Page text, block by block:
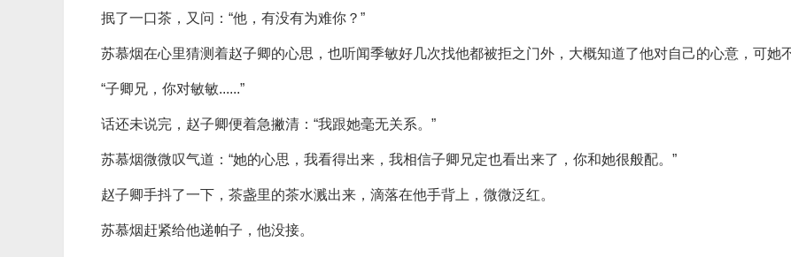
抿了一口茶，又问：“他，有没有为难你？”
苏慕烟在心里猜测着赵子卿的心思，也听闻季敏好几次找他都被拒之门外，大概知道了他对自己的心意，可她
“子卿兄，你对敏敏......”
话还未说完，赵子卿便着急撇清：“我跟她毫无关系。”
苏慕烟微微叹气道：“她的心思，我看得出来，我相信子卿兄定也看出来了，你和她很般配。”
赵子卿手抖了一下，茶盏里的茶水溅出来，滴落在他手背上，微微泛红。
苏慕烟赶紧给他递帕子，他没接。